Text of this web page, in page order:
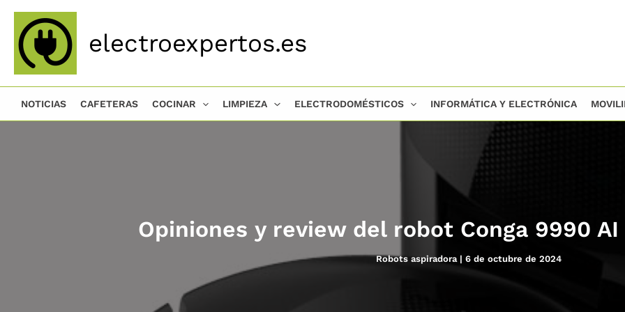
contenido
electroexpertos.es
NOTICIAS CAFETERAS COCINAR LIMPIEZA ELECTRODOMÉSTICOS INFORMÁTICA Y ELECTRÓNICA
Opiniones y review del robot Conga 9990
Robots aspiradora| 6 de octubre de 2024